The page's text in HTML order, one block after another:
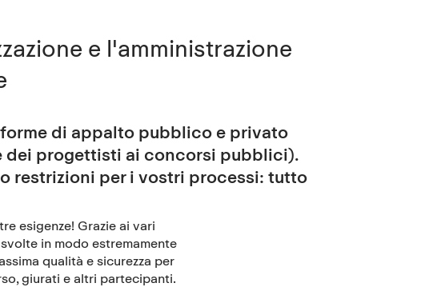
e l'amministrazione
forme di appalto pubblico e privato
dei progettisti ai concorsi pubblici).
restrizioni per i vostri processi: tutto
esigenze! Grazie ai vari
in modo estremamente
qualità e sicurezza per
giurati e altri partecipanti.